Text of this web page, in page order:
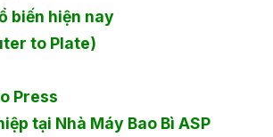
biến hiện nay
to Plate)
Press
tại Nhà Máy Bao Bì ASP